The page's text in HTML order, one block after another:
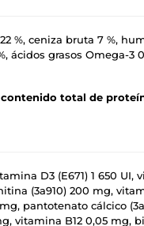
%, ceniza bruta 7 %,
ácidos grasos Omega-3
total de
D3 (E671) 1 650 UI,
(3a910) 200 mg,
pantotenato cálcico
vitamina B12 0,05 mg,